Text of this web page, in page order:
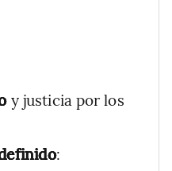
y justicia por los
: